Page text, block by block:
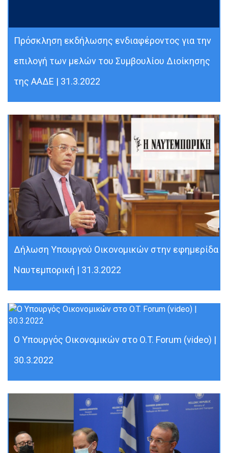
Πρόσκληση εκδήλωσης ενδιαφέροντος για την
επιλογή των μελών του Συμβουλίου Διοίκησης
της ΑΑΔΕ | 31.3.2022
Δήλωση Υπουργού Οικονομικών στην εφημερίδα
Ναυτεμπορική | 31.3.2022
Ο Υπουργός Οικονομικών στο O.T. Forum (video) |
30.3.2022